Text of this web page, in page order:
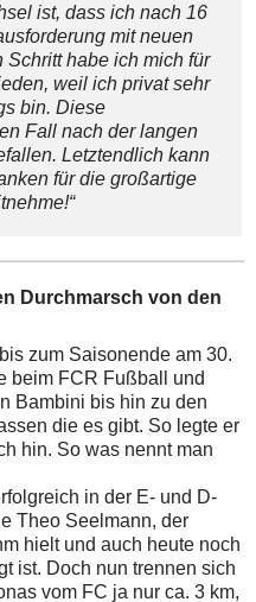
ist, dass ich nach 16
mit neuen
Schritt habe ich mich für
weil ich privat sehr
bin. Diese
Fall nach der langen
Letztendlich kann
für die großartige
Durchmarsch von den
zum Saisonende am 30.
beim FCR Fußball und
Bambini bis hin zu den
die es gibt. So legte er
hin. So was nennt man
in der E- und D-
Theo Seelmann, der
hielt und auch heute noch
ist. Doch nun trennen sich
vom FC ja nur ca. 3 km,